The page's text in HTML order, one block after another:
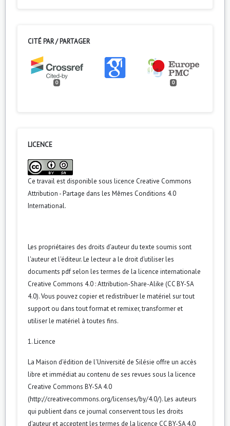
CITÉ PAR / PARTAGER
0 0
LICENCE
Ce travail est disponible sous licence Creative Commons
Attribution - Partage dans les Mêmes Conditions 4.0
International.
Les propriétaires des droits d'auteur du texte soumis sont
l'auteur et l'éditeur. Le lecteur a le droit d'utiliser les
documents pdf selon les termes de la licence internationale
Creative Commons 4.0 : Attribution-Share-Alike (CC BY-SA
4.0). Vous pouvez copier et redistribuer le matériel sur tout
support ou dans tout format et remixer, transformer et
utiliser le matériel à toutes fins.
1. Licence
La Maison d'édition de l'Université de Silésie offre un accès
libre et immédiat au contenu de ses revues sous la licence
Creative Commons BY-SA 4.0
(http://creativecommons.org/licenses/by/4.0/). Les auteurs
qui publient dans ce journal conservent tous les droits
d'auteur et acceptent les termes de la licence CC BY-SA 4.0